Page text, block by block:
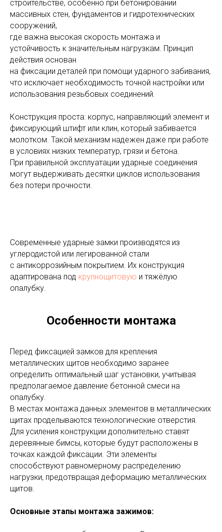
строительстве, особенно при бетонировании
массивных стен, фундаментов и гидротехнических
сооружений,
где важна высокая скорость монтажа и
устойчивость к значительным нагрузкам. Принцип
действия основан
на фиксации деталей при помощи ударного забивания,
что исключает необходимость точной настройки или
использования резьбовых соединений.
Конструкция проста: корпус, направляющий элемент и
фиксирующий штифт или клин, который забивается
молотком. Такой механизм надежен даже при работе
в условиях низких температур, грязи и бетона.
При правильной эксплуатации ударные соединения
могут выдерживать десятки циклов использования
без потери прочности.
Современные ударные замки производятся из
углеродистой или легированной стали
с антикоррозийным покрытием. Их конструкция
адаптирована под крупнощитовую и тяжёлую
опалубку.
Особенности монтажа
Перед фиксацией замков для крепления
металлических щитов необходимо заранее
определить оптимальный шаг установки, учитывая
предполагаемое давление бетонной смеси на
опалубку.
В местах монтажа данных элементов в металлических
щитах проделываются технологические отверстия.
Для усиления конструкции дополнительно ставят
деревянные бимсы, которые будут расположены в
точках каждой фиксации. Эти элементы
способствуют равномерному распределению
нагрузки, предотвращая деформацию металлических
щитов.
Основные этапы монтажа зажимов: